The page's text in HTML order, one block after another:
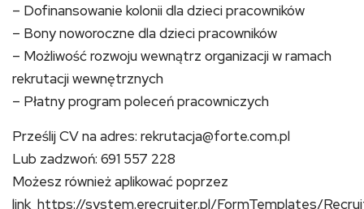
– Dofinansowanie kolonii dla dzieci pracowników
– Bony noworoczne dla dzieci pracowników
– Możliwość rozwoju wewnątrz organizacji w ramach
rekrutacji wewnętrznych
– Płatny program poleceń pracowniczych
Prześlij CV na adres: rekrutacja@forte.com.pl
Lub zadzwoń: 691 557 228
Możesz również aplikować poprzez
link https://system.erecruiter.pl/FormTemplates/